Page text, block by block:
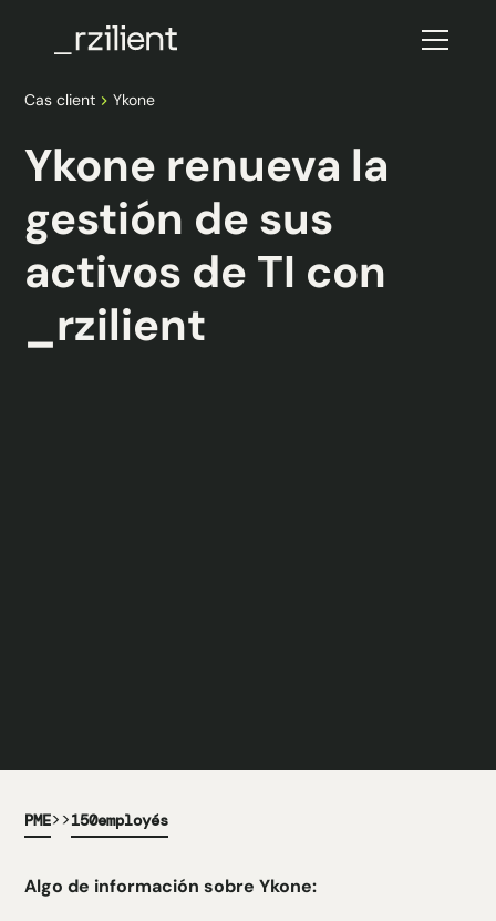
Cas client Ykone
Ykone renueva la
gestión de sus
activos de TI con
_rzilient
PME>>150employés
Algo de información sobre Ykone: